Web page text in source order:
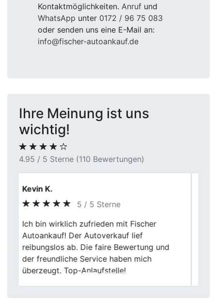
Kontaktmöglichkeiten. Anruf und
WhatsApp unter 0172 / 96 75 083
oder senden uns eine E-Mail an:
info@fischer-autoankauf.de
Ihre Meinung ist uns
wichtig!
4.95 / 5 Sterne (110 Bewertungen)
Sarah Meier
5 / 5 Sterne
Ich kann den Autoankauf bei Fischer
Autoankauf nur weiterempfehlen. Die
Mitarbeiter waren freundlich und die
Bewertung meines Autos war fair. Die
Abwicklung verlief reibungslos und schnell.
Previous